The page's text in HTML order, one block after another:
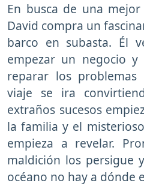
En busca de una
David compra un
barco en subasta. Él
empezar un negocio
reparar los problemas
viaje se ira
extraños sucesos
la familia y el
empieza a revelar.
maldición los persigue
océano no hay a dónde